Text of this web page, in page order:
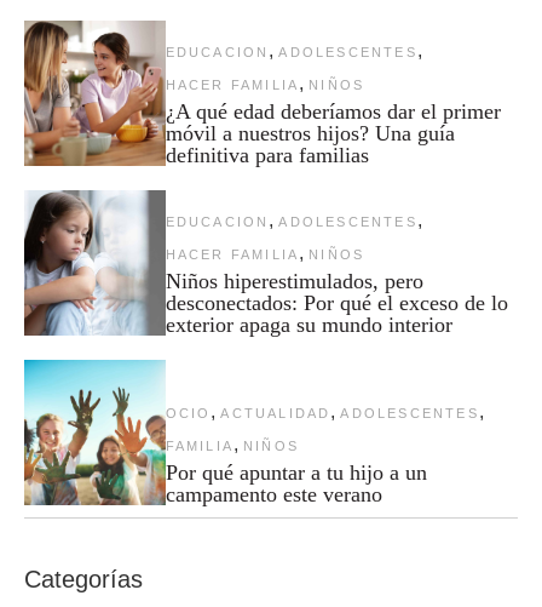
EDUCACION , ADOLESCENTES ,
HACER FAMILIA , NIÑOS
¿A qué edad deberíamos dar el primer
móvil a nuestros hijos? Una guía
definitiva para familias
EDUCACION , ADOLESCENTES ,
HACER FAMILIA , NIÑOS
Niños hiperestimulados, pero
desconectados: Por qué el exceso de lo
exterior apaga su mundo interior
OCIO , ACTUALIDAD , ADOLESCENTES ,
FAMILIA , NIÑOS
Por qué apuntar a tu hijo a un
campamento este verano
Categorías